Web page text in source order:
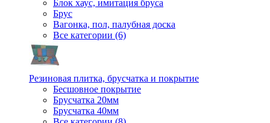
Блок хаус, имитация бруса
Брус
Вагонка, пол, палубная доска
Все категории (6)
Резиновая плитка, брусчатка и покрытие
Бесшовное покрытие
Брусчатка 20мм
Брусчатка 40мм